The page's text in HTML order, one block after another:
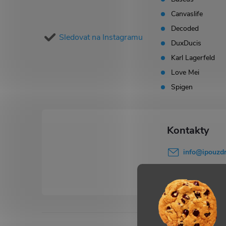
Sledovat na Instagramu
Canvaslife
Decoded
DuxDucis
Karl Lagerfeld
Love Mei
Spigen
info@